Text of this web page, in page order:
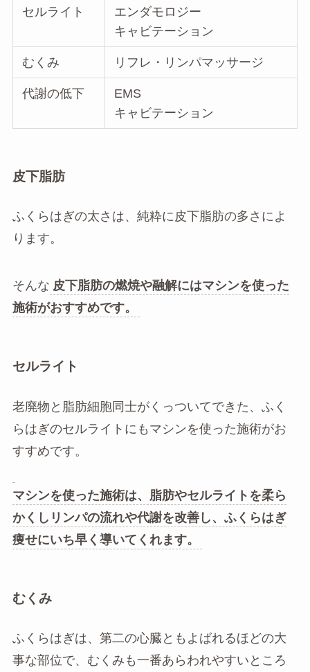
セルライト
エンダモロジー
キャビテーション
むくみ リフレ・リンパマッサージ
代謝の低下
EMS
キャビテーション
皮下脂肪
ふくらはぎの太さは、純粋に皮下脂肪の多さによ
ります。
そんな 皮下脂肪の燃焼や融解にはマシンを使った
施術がおすすめです。
セルライト
老廃物と脂肪細胞同士がくっついてできた、ふく
らはぎのセルライトにもマシンを使った施術がお
すすめです。
マシンを使った施術は、脂肪やセルライトを柔ら
かくしリンパの流れや代謝を改善し、ふくらはぎ
痩せにいち早く導いてくれます。
むくみ
ふくらはぎは、第二の心臓ともよばれるほどの大
事な部位で、むくみも一番あらわれやすいところ